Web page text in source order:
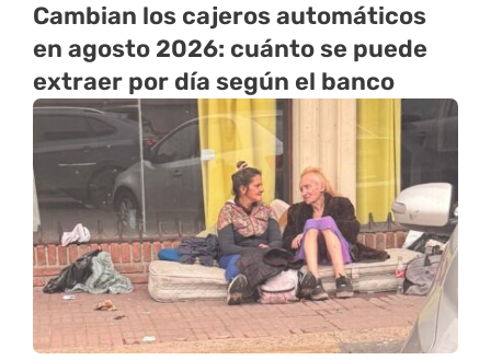
Cambian los cajeros automáticos
en agosto 2026: cuánto se puede
extraer por día según el banco